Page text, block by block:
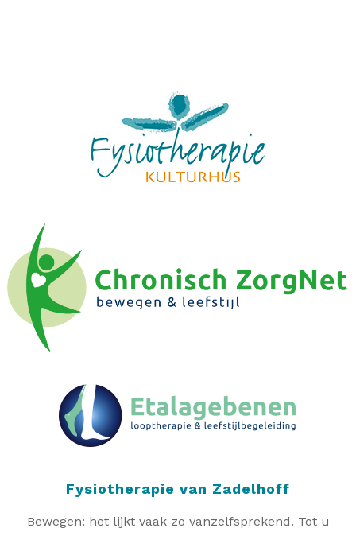
Fysiotherapie van Zadelhoff
Bewegen: het lijkt vaak zo vanzelfsprekend. Tot u